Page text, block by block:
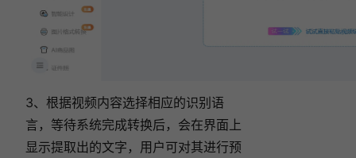
3、根据视频内容选择相应的识别语
言，等待系统完成转换后，会在界面上
显示提取出的文字，用户可对其进行预